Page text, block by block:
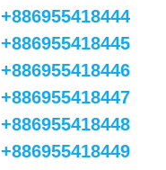
+886955418444
+886955418445
+886955418446
+886955418447
+886955418448
+886955418449